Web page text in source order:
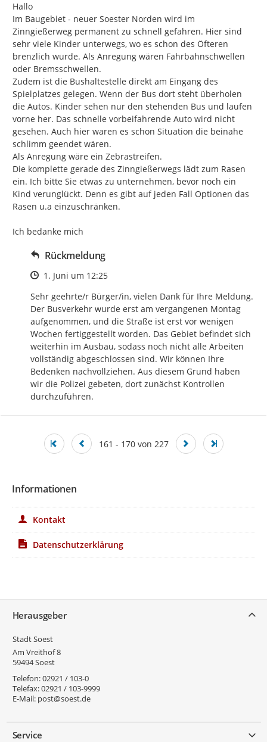
Hallo
Im Baugebiet - neuer Soester Norden wird im
Zinngießerweg permanent zu schnell gefahren. Hier sind
sehr viele Kinder unterwegs, wo es schon des Öfteren
brenzlich wurde. Als Anregung wären Fahrbahnschwellen
oder Bremsschwellen.
Zudem ist die Bushaltestelle direkt am Eingang des
Spielplatzes gelegen. Wenn der Bus dort steht überholen
die Autos. Kinder sehen nur den stehenden Bus und laufen
vorne her. Das schnelle vorbeifahrende Auto wird nicht
gesehen. Auch hier waren es schon Situation die beinahe
schlimm geendet wären.
Als Anregung wäre ein Zebrastreifen.
Die komplette gerade des Zinngießerwegs lädt zum Rasen
ein. Ich bitte Sie etwas zu unternehmen, bevor noch ein
Kind verunglückt. Denn es gibt auf jeden Fall Optionen das
Rasen u.a einzuschränken.
Ich bedanke mich
Rückmeldung
Zeitpunkt des Erstellens
1. Juni um 12:25
Sehr geehrte/r Bürger/in, vielen Dank für Ihre Meldung.
Der Busverkehr wurde erst am vergangenen Montag
aufgenommen, und die Straße ist erst vor wenigen
Wochen fertiggestellt worden. Das Gebiet befindet sich
weiterhin im Ausbau, sodass noch nicht alle Arbeiten
vollständig abgeschlossen sind. Wir können Ihre
Bedenken nachvollziehen. Aus diesem Grund haben
wir die Polizei gebeten, dort zunächst Kontrollen
durchzuführen.
161 - 170 von 227
Informationen
Kontakt
Datenschutzerklärung
Herausgeber
Stadt Soest
Am Vreithof 8
59494Soest
Telefon:02921 / 103-0
Telefax:02921 / 103-9999
E-Mail: post@soest.de
Service